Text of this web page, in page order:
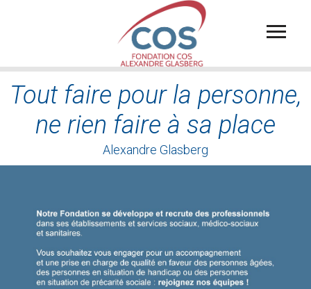
principal
Tout faire pour la personne,
ne rien faire à sa place
Alexandre Glasberg